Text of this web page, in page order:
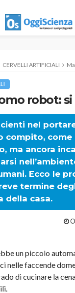
CERVELLI ARTIFICIALI
robot:
nel
compito, come
ma ancora
Ecco le
termine
della casa.
un piccolo
nelle faccende
di cucinare la